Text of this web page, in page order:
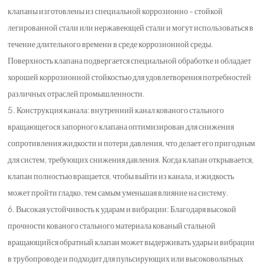
клапаны изготовлены из специальной коррозионно - стойкой
легированной стали или нержавеющей стали и могут использоваться в
течение длительного времени в среде коррозионной среды.
Поверхность клапана подвергается специальной обработке и обладает
хорошей коррозионной стойкостью для удовлетворения потребностей
различных отраслей промышленности.
5. Конструкция канала: внутренний канал кованого стального
вращающегося запорного клапана оптимизирован для снижения
сопротивления жидкости и потери давления, что делает его пригодным
для систем, требующих снижения давления. Когда клапан открывается,
клапан полностью вращается, чтобы выйти из канала, и жидкость
может пройти гладко, тем самым уменьшая влияние на систему.
6. Высокая устойчивость к ударам и вибрации: Благодаря высокой
прочности кованого стального материала кованый стальной
вращающийся обратный клапан может выдерживать удары и вибрации
в трубопроводе и подходит для пульсирующих или высоковольтных